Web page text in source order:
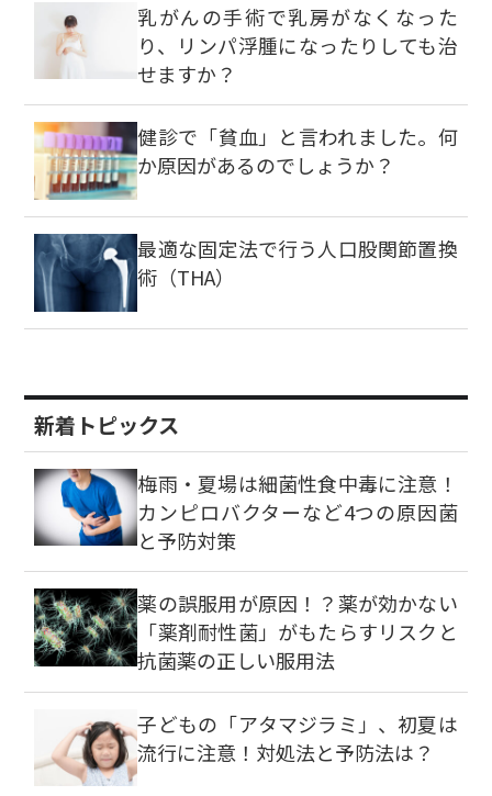
乳がんの手術で乳房がなくなった
り、リンパ浮腫になったりしても治
せますか？
健診で「貧血」と言われました。何
か原因があるのでしょうか？
最適な固定法で行う人口股関節置換
術（THA）
新着トピックス
梅雨・夏場は細菌性食中毒に注意！
カンピロバクターなど4つの原因菌
と予防対策
薬の誤服用が原因！？薬が効かない
「薬剤耐性菌」がもたらすリスクと
抗菌薬の正しい服用法
子どもの「アタマジラミ」、初夏は
流行に注意！対処法と予防法は？